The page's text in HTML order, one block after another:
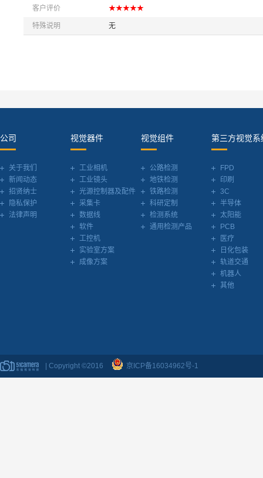
客户评价 ★★★★★
特殊说明 无
公司
关于我们
新闻动态
招贤纳士
隐私保护
法律声明
视觉器件
工业相机
工业镜头
光源控制器及配件
采集卡
数据线
软件
工控机
实验室方案
成像方案
视觉组件
公路检测
地铁检测
铁路检测
科研定制
检测系统
通用检测产品
第三方视觉系
FPD
印刷
3C
半导体
太阳能
PCB
医疗
日化包装
轨道交通
机器人
其他
| Copyright ©2016 京ICP备16034962号-1